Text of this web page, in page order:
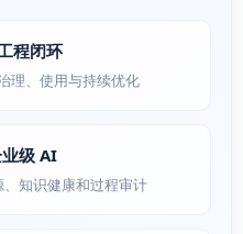
程闭环
理、使用与持续优化
级 AI
知识健康和过程审计